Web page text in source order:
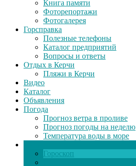
Книга памяти
Фоторепортажи
Фотогалерея
Горсправка
Полезные телефоны
Каталог предприятий
Вопросы и ответы
Отдых в Керчи
Пляжи в Керчи
Видео
Каталог
Объявления
Погода
Прогноз ветра в проливе
Прогноз погоды на неделю
Температура воды в море
Гороскоп